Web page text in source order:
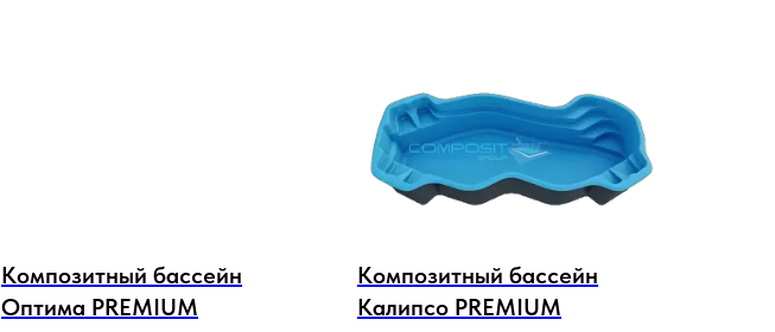
Композитный бассейн
Оптима PREMIUM
Композитный бассейн
Калипсо PREMIUM